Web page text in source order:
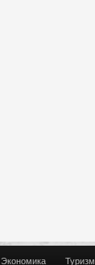
Экономика Туризм